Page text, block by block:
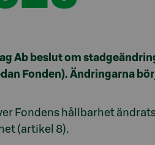
Ab beslut om
Fonden). Ändringarna
Fondens hållbarhet
(artikel 8).